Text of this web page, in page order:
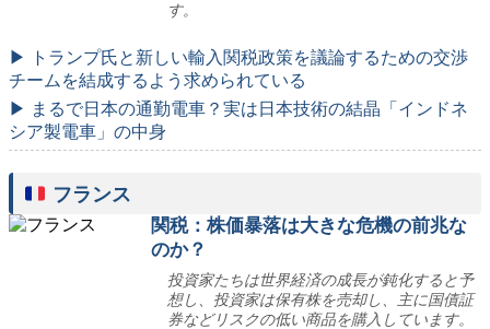
す。
▶ トランプ氏と新しい輸入関税政策を議論するための交渉
チームを結成するよう求められている
▶ まるで日本の通勤電車？実は日本技術の結晶「インドネ
シア製電車」の中身
フランス
関税：株価暴落は大きな危機の前兆な
のか？
投資家たちは世界経済の成長が鈍化すると予
想し、投資家は保有株を売却し、主に国債証
券などリスクの低い商品を購入しています。